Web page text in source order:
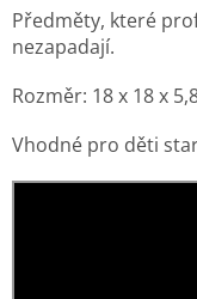
Předměty, které
nezapadají.
Rozměr: 18 x 18 x
Vhodné pro děti